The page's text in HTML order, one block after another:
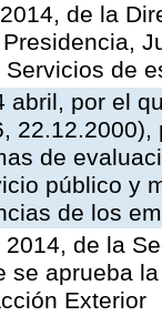
de la
de
abril, por el
de
público y
de los
de la
se aprueba
Exterior